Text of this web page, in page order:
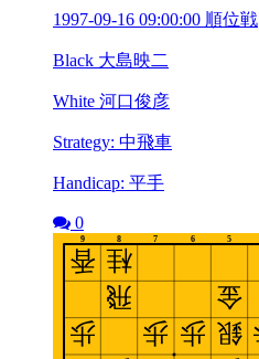
1997-09-16 09:00:00 順位戦
Black 大島映二
White 河口俊彦
Strategy: 中飛車
Handicap: 平手
0